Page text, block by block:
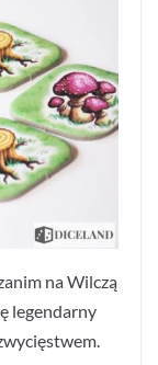
na Wilczą
legendarny